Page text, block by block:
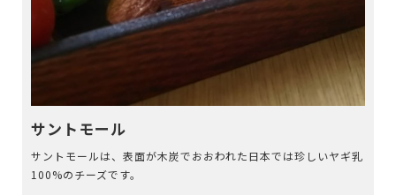
サントモール
サントモールは、表面が木炭でおおわれた日本では珍しいヤギ乳
100%のチーズです。